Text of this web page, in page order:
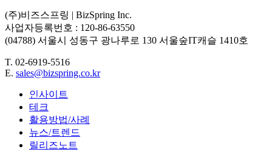
(주)비즈스프링 | BizSpring Inc.
사업자등록번호 : 120-86-63550
(04788) 서울시 성동구 광나루로 130 서울숲IT캐슬 1410호
T. 02-6919-5516
E. sales@bizspring.co.kr
인사이트
테크
활용방법/사례
뉴스/트렌드
릴리즈노트